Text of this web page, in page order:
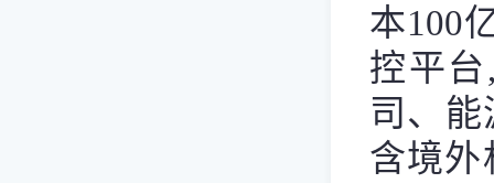
本100
控平
司、
含境外